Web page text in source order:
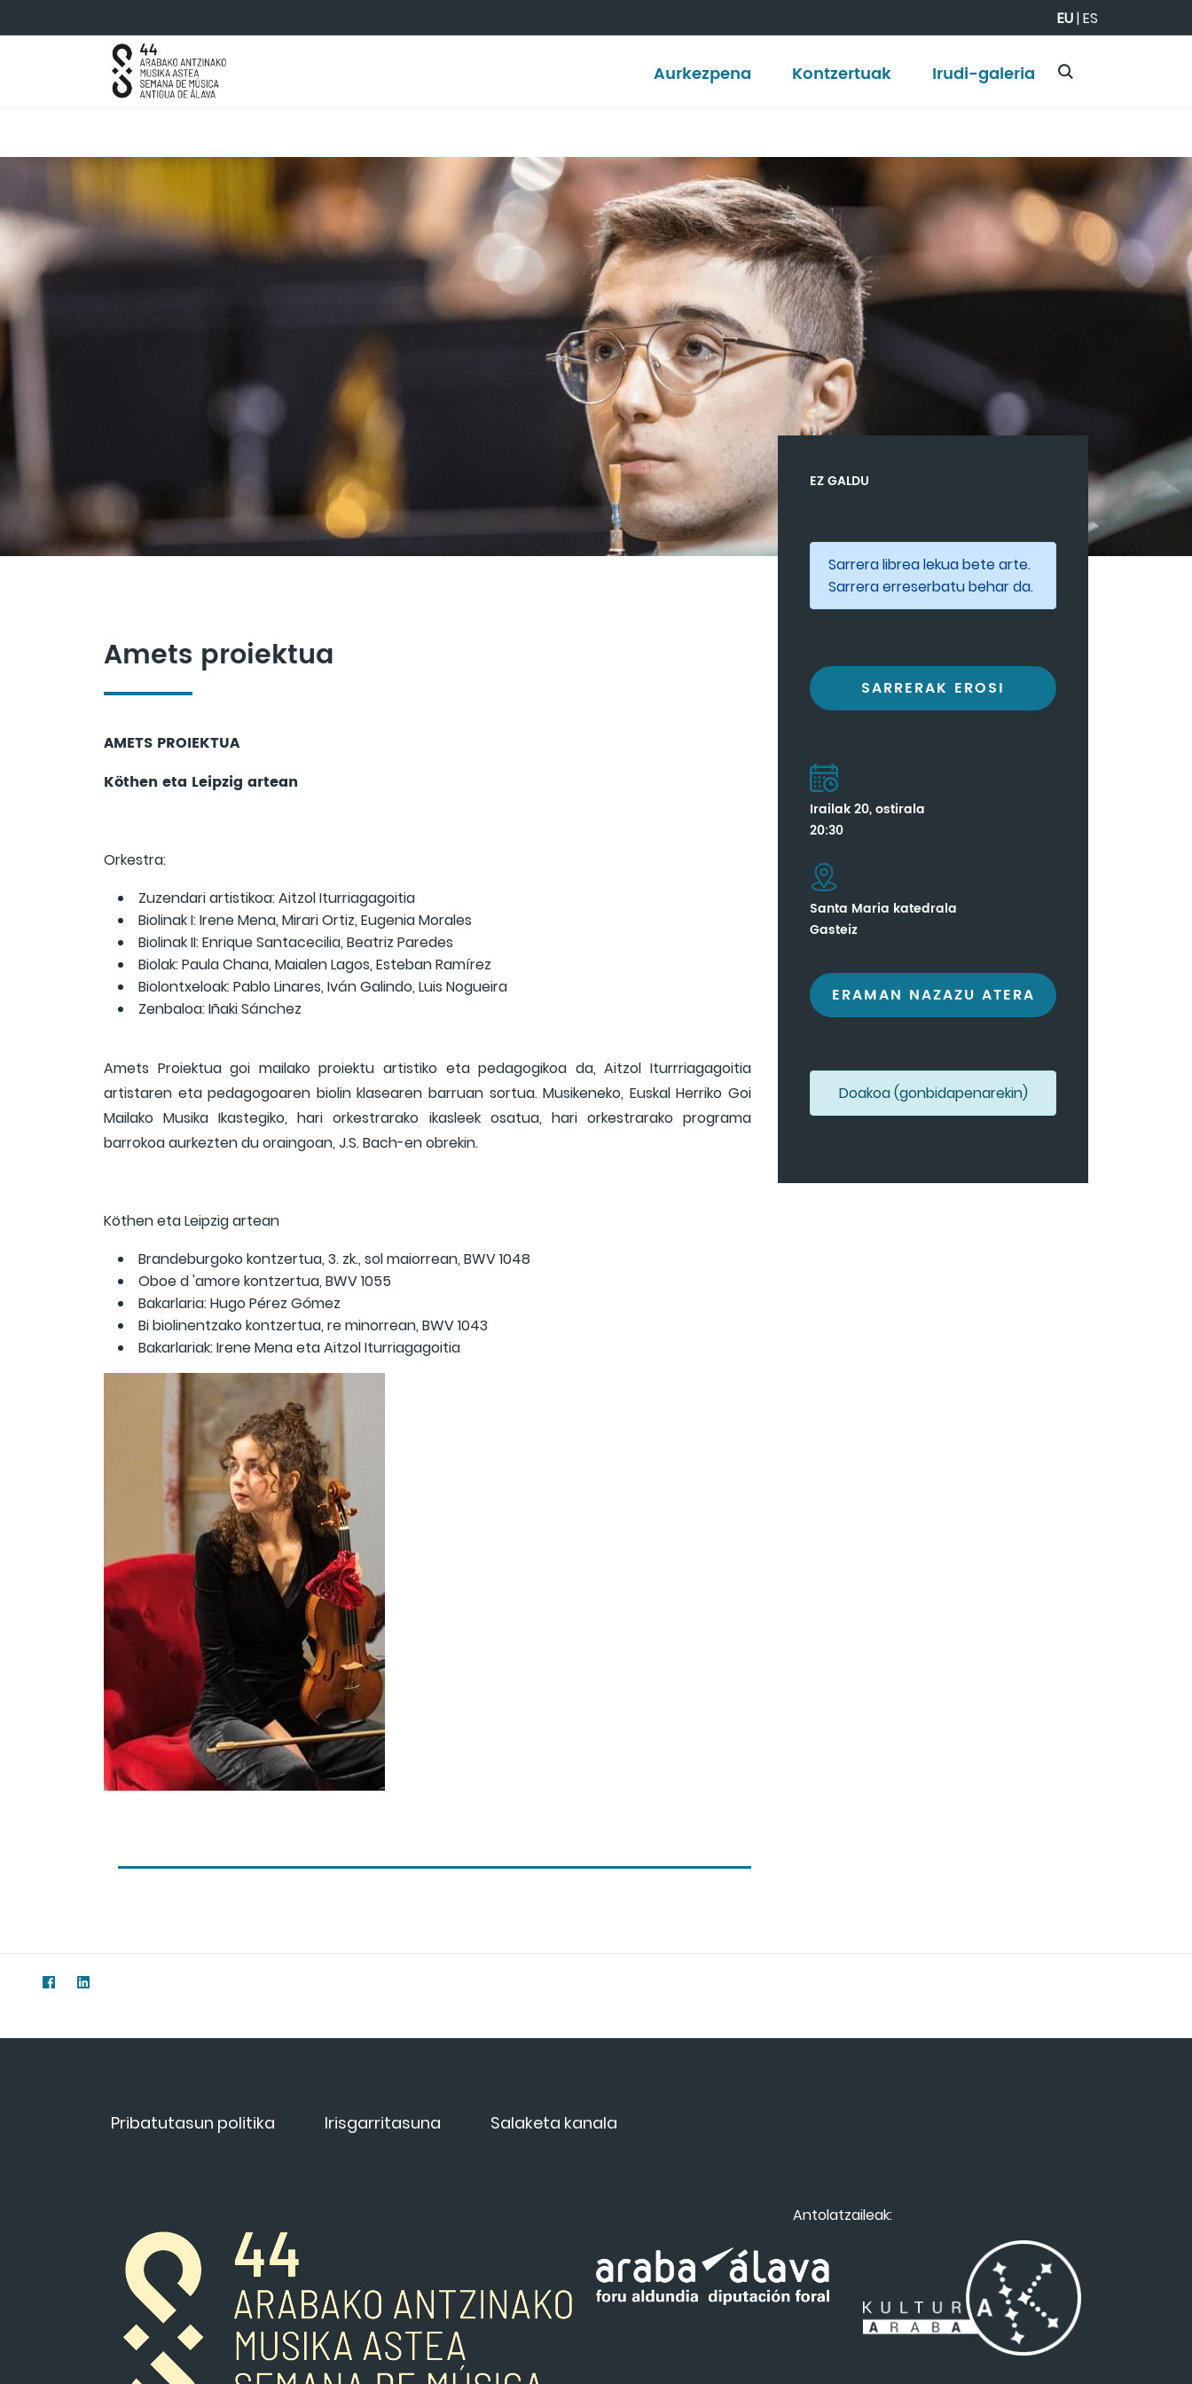
EU|ES
Aurkezpena Kontzertuak Irudi-galeria
Amets proiektua
AMETS PROIEKTUA
Köthen eta Leipzig artean
Orkestra:
Zuzendari artistikoa: Aitzol Iturriagagoitia
Biolinak I: Irene Mena, Mirari Ortiz, Eugenia Morales
Biolinak II: Enrique Santacecilia, Beatriz Paredes
Biolak: Paula Chana, Maialen Lagos, Esteban Ramírez
Biolontxeloak: Pablo Linares, Iván Galindo, Luis Nogueira
Zenbaloa: Iñaki Sánchez
Amets Proiektua goi mailako proiektu artistiko eta pedagogikoa da, Aitzol Iturrriagagoitia
artistaren eta pedagogoaren biolin klasearen barruan sortua. Musikeneko, Euskal Herriko Goi
Mailako Musika Ikastegiko, hari orkestrarako ikasleek osatua, hari orkestrarako programa
barrokoa aurkezten du oraingoan, J.S. Bach-en obrekin.
Köthen eta Leipzig artean
Brandeburgoko kontzertua, 3. zk., sol maiorrean, BWV 1048
Oboe d 'amore kontzertua, BWV 1055
Bakarlaria: Hugo Pérez Gómez
Bi biolinentzako kontzertua, re minorrean, BWV 1043
Bakarlariak: Irene Mena eta Aitzol Iturriagagoitia
EZ GALDU
Sarrera librea lekua bete arte.
Sarrera erreserbatu behar da.
SARRERAK EROSI
Irailak 20, ostirala
20:30
Santa Maria katedrala
Gasteiz
ERAMAN NAZAZU ATERA
Doakoa (gonbidapenarekin)
Pribatutasun politika Irisgarritasuna Salaketa kanala
Antolatzaileak: